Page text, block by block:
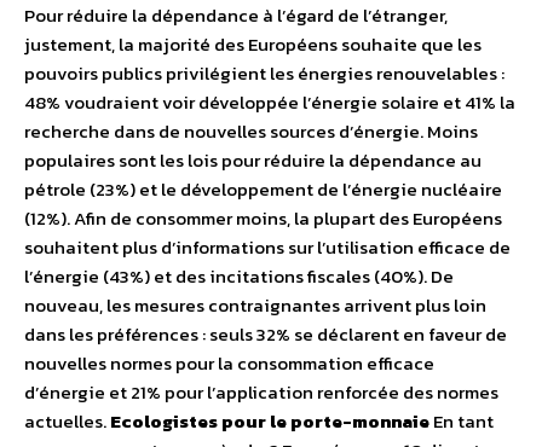
Pour réduire la dépendance à l’égard de l’étranger,
justement, la majorité des Européens souhaite que les
pouvoirs publics privilégient les énergies renouvelables :
48% voudraient voir développée l’énergie solaire et 41% la
recherche dans de nouvelles sources d’énergie. Moins
populaires sont les lois pour réduire la dépendance au
pétrole (23%) et le développement de l’énergie nucléaire
(12%). Afin de consommer moins, la plupart des Européens
souhaitent plus d’informations sur l’utilisation efficace de
l’énergie (43%) et des incitations fiscales (40%). De
nouveau, les mesures contraignantes arrivent plus loin
dans les préférences : seuls 32% se déclarent en faveur de
nouvelles normes pour la consommation efficace
d’énergie et 21% pour l’application renforcée des normes
actuelles.Ecologistes pour le porte-monnaieEn tant